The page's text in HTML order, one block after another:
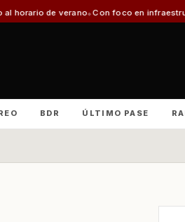
Con foco en infraestructura y cruceros:
BDR ÚLTIMO PASE